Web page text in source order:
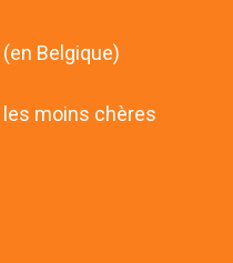
Belgique)
moins chères